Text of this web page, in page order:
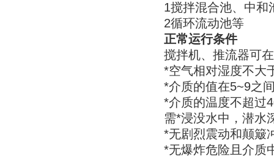
1搅拌混合池、中和
2循环流动池等
正常运行条件
搅拌机、推流器可
*空气相对湿度不大
*介质的值在5~9之
*介质的温度不超过
需*浸没水中，潜水
*无剧烈震动和颠簸
*无爆炸危险且介质